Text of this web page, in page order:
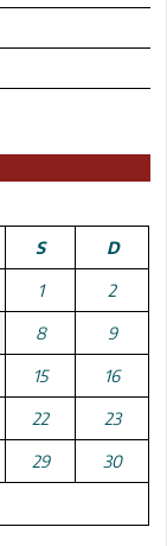
S D
1 2
8 9
15 16
22 23
29 30